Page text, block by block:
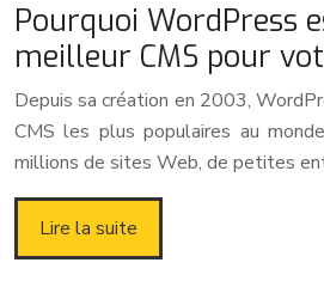
Pourquoi WordPress
meilleur CMS pour
Depuis sa création en 2003,
CMS les plus populaires au
millions de sites Web, de petites
Lire la suite